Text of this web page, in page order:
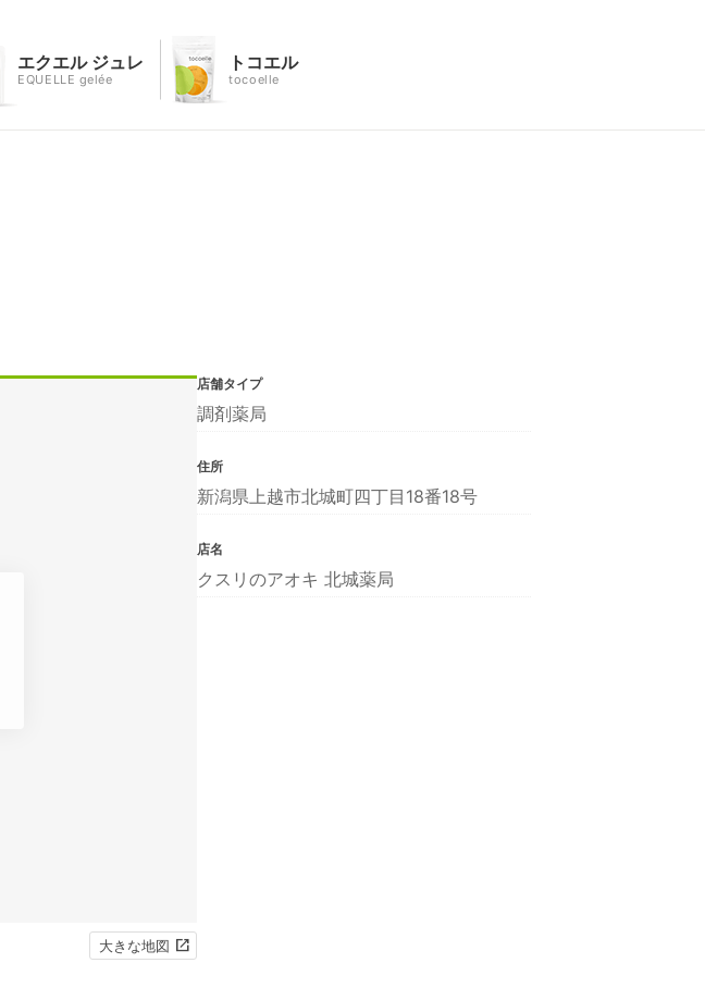
エクエル ジュレ
EQUELLE gelée
トコエル
tocoelle
大きな地図
店舗タイプ
調剤薬局
住所
新潟県上越市北城町四丁目18番18号
店名
クスリのアオキ 北城薬局